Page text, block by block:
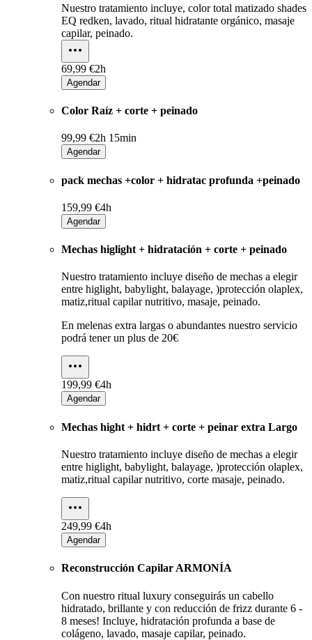
Nuestro tratamiento incluye, color total matizado shades
EQ redken, lavado, ritual hidratante orgánico, masaje
capilar, peinado.
69,99 €2h
Agendar
Color Raíz + corte + peinado
99,99 €2h 15min
Agendar
pack mechas +color + hidratac profunda +peinado
159,99 €4h
Agendar
Mechas higlight + hidratación + corte + peinado
Nuestro tratamiento incluye diseño de mechas a elegir
entre higlight, babylight, balayage, )protección olaplex,
matiz,ritual capilar nutritivo, masaje, peinado.
En melenas extra largas o abundantes nuestro servicio
podrá tener un plus de 20€
199,99 €4h
Agendar
Mechas hight + hidrt + corte + peinar extra Largo
Nuestro tratamiento incluye diseño de mechas a elegir
entre higlight, babylight, balayage, )protección olaplex,
matiz,ritual capilar nutritivo, corte masaje, peinado.
249,99 €4h
Agendar
Reconstrucción Capilar ARMONÍA
Con nuestro ritual luxury conseguirás un cabello
hidratado, brillante y con reducción de frizz durante 6 -
8 meses! Incluye, hidratación profunda a base de
colágeno, lavado, masaje capilar, peinado.